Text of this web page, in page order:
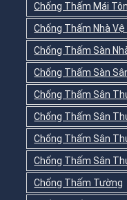
Chống Thấm Mái Tôn
Chống Thấm Nhà Vệ
Chống Thấm Sàn
Chống Thấm Sàn
Chống Thấm Sân
Chống Thấm Sân
Chống Thấm Sân
Chống Thấm Sân
Chống Thấm Tường